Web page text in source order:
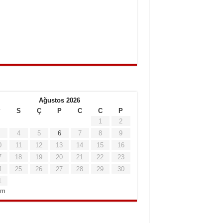
Ağustos 2026
S Ç P C C
P
1
2
4 5 6 7 8
9
11 12 13 14 15
16
18 19 20 21 22
23
25 26 27 28 29
30